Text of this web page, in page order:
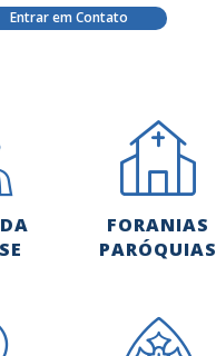
Entrar em Contato
FORANIAS
PARÓQUIAS